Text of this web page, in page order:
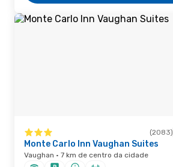
(2083)
Monte Carlo Inn Vaughan Suites
Vaughan · 7 km de centro da cidade